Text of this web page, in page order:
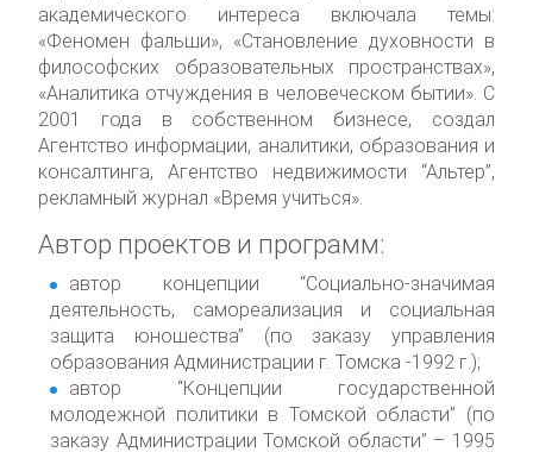
академического интереса включала темы:
«Феномен фальши», «Становление духовности в
философских образовательных пространствах»,
«Аналитика отчуждения в человеческом бытии». С
2001 года в собственном бизнесе, создал
Агентство информации, аналитики, образования и
консалтинга, Агентство недвижимости “Альтер”,
рекламный журнал «Время учиться».
Автор проектов и программ:
автор концепции “Социально-значимая
деятельность, самореализация и социальная
защита юношества” (по заказу управления
образования Администрации г. Томска -1992 г.);
автор “Концепции государственной
молодежной политики в Томской области” (по
заказу Администрации Томской области” – 1995